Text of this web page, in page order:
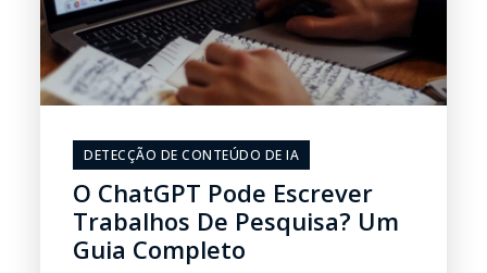
DETECÇÃO DE CONTEÚDO DE IA
O ChatGPT Pode Escrever
Trabalhos De Pesquisa? Um
Guia Completo